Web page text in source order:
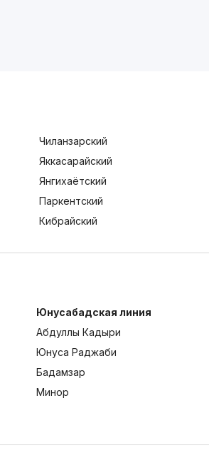
Чиланзарский
Яккасарайский
Янгихаётский
Паркентский
Кибрайский
Юнусабадская линия
Абдуллы Кадыри
Юнуса Раджаби
Бадамзар
Минор